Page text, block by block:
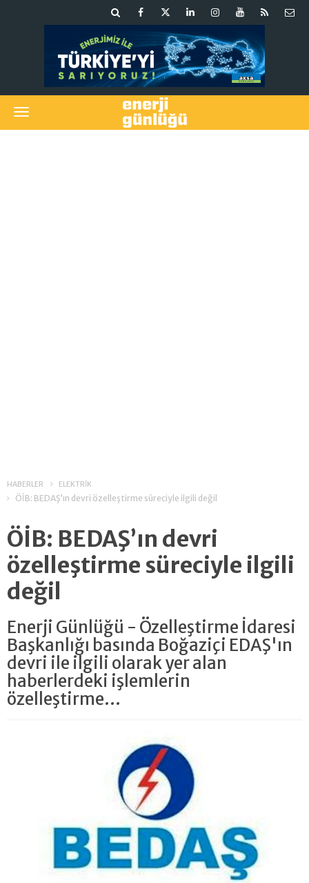
HABERLER ELEKTRİK
ÖİB: BEDAŞ’ın devri özelleştirme süreciyle ilgili değil
ÖİB: BEDAŞ’ın devri
özelleştirme süreciyle ilgili
değil
Enerji Günlüğü - Özelleştirme İdaresi
Başkanlığı basında Boğaziçi EDAŞ'ın
devri ile ilgili olarak yer alan
haberlerdeki işlemlerin
özelleştirme...